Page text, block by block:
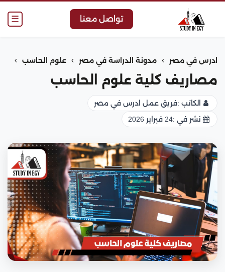
☰ تواصل معنا
ادرس في مصر › مدونة الدراسة في مصر › علوم الحاسب ›
مصاريف كلية علوم الحاسب
الكاتب :فريق عمل ادرس في مصر
نشر في :24 فبراير 2026